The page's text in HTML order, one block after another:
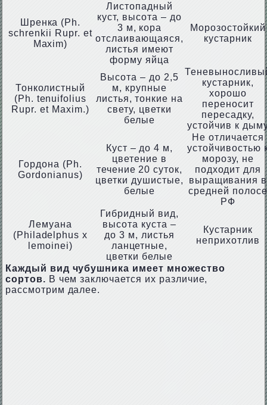
Шренка (Ph.
schrenkii Rupr. et
Maxim)
Листопадный
куст, высота – до
3 м, кора
отслаивающаяся,
листья имеют
форму яйца
Морозостойкий
кустарник
Тонколистный
(Ph. tenuifolius
Rupr. et Maxim.)
Высота – до 2,5
м, крупные
листья, тонкие на
свету, цветки
белые
кустарник,
хорошо
переносит
пересадку,
устойчив к
Гордона (Ph.
Gordonianus)
Куст – до 4 м,
цветение в
течение 20 суток,
цветки душистые,
белые
Не отличается
устойчивостью
морозу, не
подходит для
выращивания в
средней полосе
РФ
Лемуана
(Philadelphus x
lemoinei)
Гибридный вид,
высота куста –
до 3 м, листья
ланцетные,
цветки белые
Кустарник
неприхотлив
Каждый вид чубушника имеет множество
сортов. В чем заключается их различие,
рассмотрим далее.